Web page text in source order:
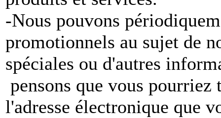
-Nous pouvons
promotionnels au sujet de
spéciales ou d'autres
pensons que vous
l'adresse électronique que